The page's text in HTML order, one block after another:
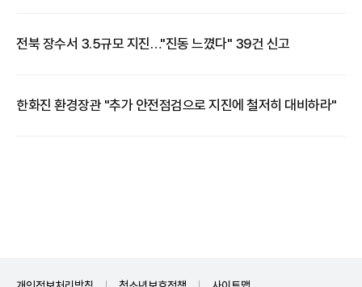
전북 장수서 3.5규모 지진…"진동 느꼈다" 39건 신고
한화진 환경장관 "추가 안전점검으로 지진에 철저히 대비하라"